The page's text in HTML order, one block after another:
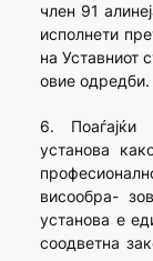
член 91
исполнети
на Уставниот
овие одредби.
6. Поаѓајќи
установа
висообра-
установа е
соодветна